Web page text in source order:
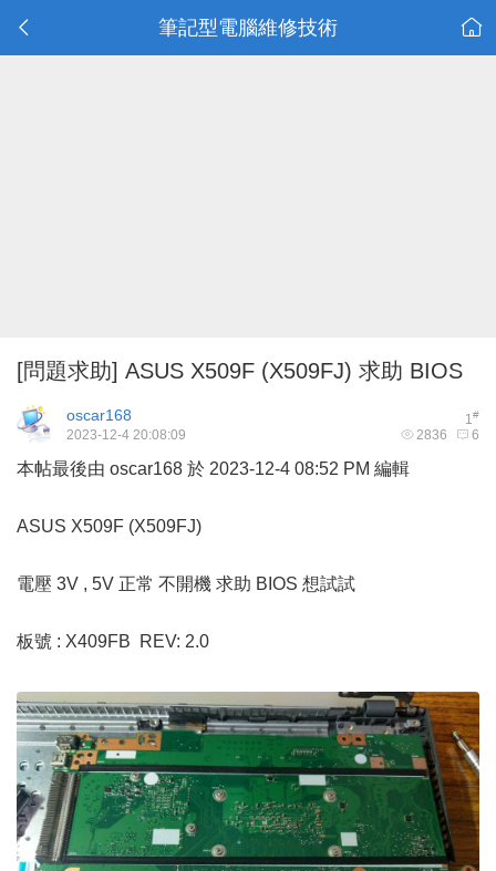
筆記型電腦維修技術
[問題求助] ASUS X509F (X509FJ) 求助 BIOS
1#
oscar168
2836 6
2023-12-4 20:08:09
本帖最後由 oscar168 於 2023-12-4 08:52 PM 編輯
ASUS X509F (X509FJ)
電壓 3V , 5V 正常 不開機 求助 BIOS 想試試
板號 : X409FB REV: 2.0